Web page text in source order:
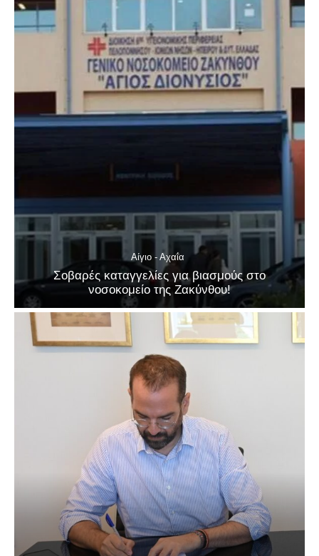
Αίγιο - Αχαΐα
Σοβαρές καταγγελίες για βιασμούς στο
νοσοκομείο της Ζακύνθου!